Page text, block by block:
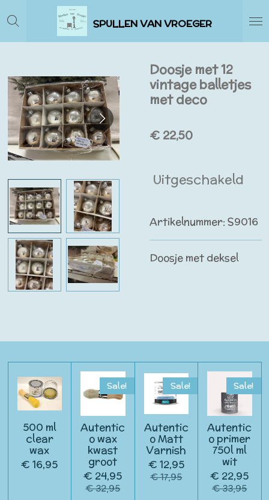
Ga
direct
naar
SPULLEN VAN VROEGER
Doosje met 12
vintage balletjes
met deco
€ 22,50
Uitgeschakeld
Artikelnummer: S9016
Doosje met deksel
500 ml
clear
wax
€ 16,95
Sale!
Autentic
o wax
kwast
groot
€ 24,95
€ 32,95
Sale!
Autentic
o Matt
Varnish
€ 12,95
€ 17,95
Sale!
Autentic
o primer
750l ml
wit
€ 22,95
€ 33,95